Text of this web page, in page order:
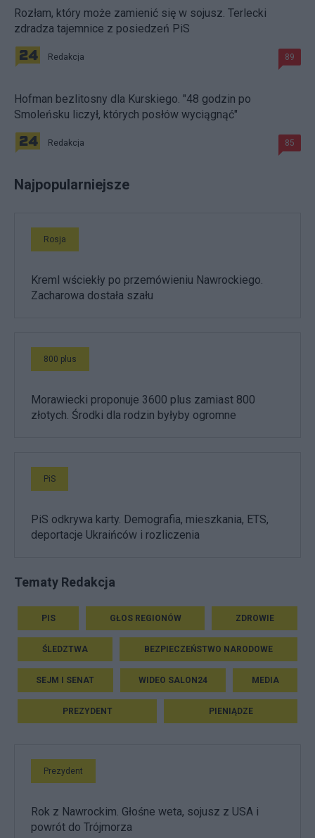
Rozłam, który może zamienić się w sojusz. Terlecki
zdradza tajemnice z posiedzeń PiS
Redakcja 89
Hofman bezlitosny dla Kurskiego. "48 godzin po
Smoleńsku liczył, których posłów wyciągnąć"
Redakcja 85
Najpopularniejsze
Rosja
Kreml wściekły po przemówieniu Nawrockiego.
Zacharowa dostała szału
800 plus
Morawiecki proponuje 3600 plus zamiast 800
złotych. Środki dla rodzin byłyby ogromne
PiS
PiS odkrywa karty. Demografia, mieszkania, ETS,
deportacje Ukraińców i rozliczenia
Tematy Redakcja
PIS GŁOS REGIONÓW ZDROWIE
ŚLEDZTWA BEZPIECZEŃSTWO NARODOWE
SEJM I SENAT WIDEO SALON24 MEDIA
PREZYDENT PIENIĄDZE
Prezydent
Rok z Nawrockim. Głośne weta, sojusz z USA i
powrót do Trójmorza